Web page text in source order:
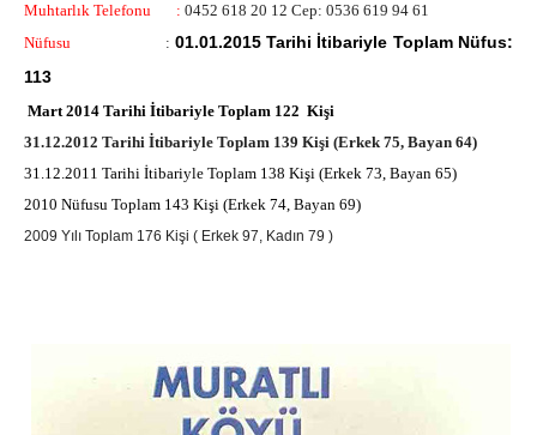
Muhtarlık Telefonu : 0452 618 20 12 Cep: 0536 619 94 61
Nüfusu : 01.01.2015 Tarihi İtibariyle Toplam Nüfus:
113
Mart 2014 Tarihi İtibariyle Toplam 122 Kişi
31.12.2012 Tarihi İtibariyle Toplam 139 Kişi (Erkek 75, Bayan 64)
31.12.2011 Tarihi İtibariyle Toplam 138 Kişi (Erkek 73, Bayan 65)
2010 Nüfusu Toplam 143 Kişi (Erkek 74, Bayan 69)
2009 Yılı Toplam 176 Kişi ( Erkek 97, Kadın 79 )